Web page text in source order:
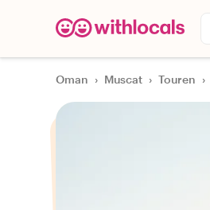
Oman › Muscat › Touren ›